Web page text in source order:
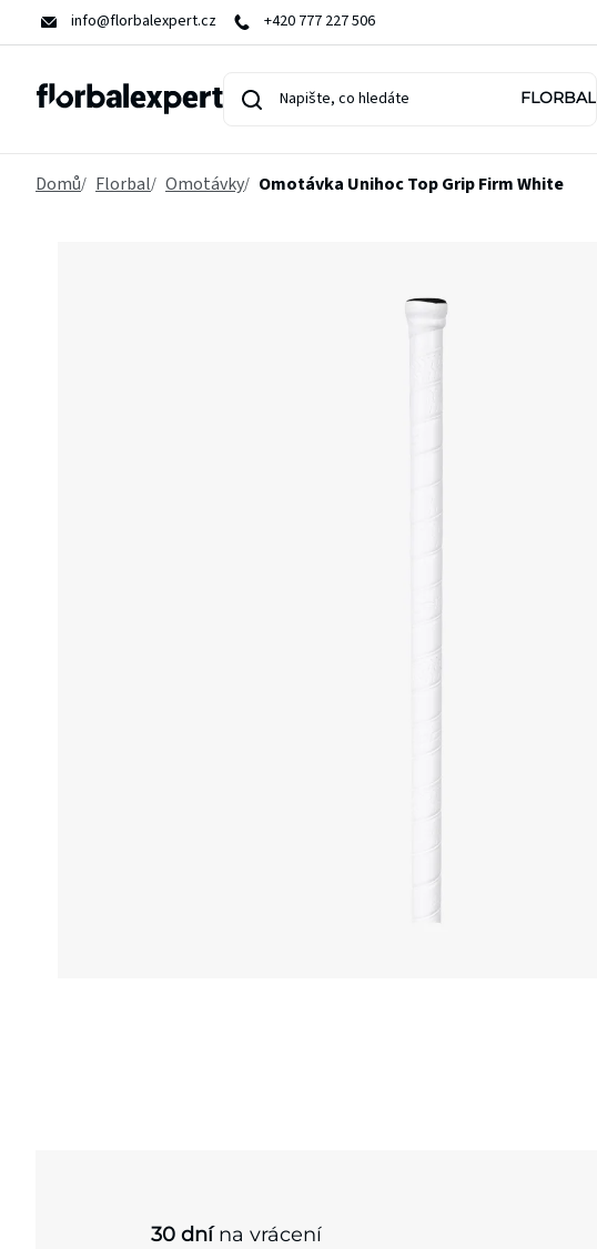
Přejít
na
+420 777 227 506
info@florbalexpert.cz
FLORBAL
Domů Florbal Omotávky Omotávka Unihoc Top Grip Firm White
30 dnína vrácení